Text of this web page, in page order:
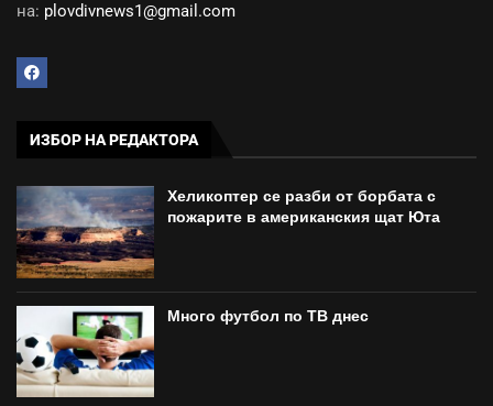
на: plovdivnews1@gmail.com
ИЗБОР НА РЕДАКТОРА
Хеликоптер се разби от борбата с
пожарите в американския щат Юта
Много футбол по ТВ днес